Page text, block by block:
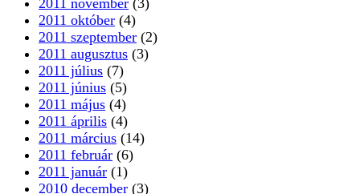
2011 október (4)
2011 szeptember (2)
2011 augusztus (3)
2011 július (7)
2011 június (5)
2011 május (4)
2011 április (4)
2011 március (14)
2011 február (6)
2011 január (1)
2010 december (3)